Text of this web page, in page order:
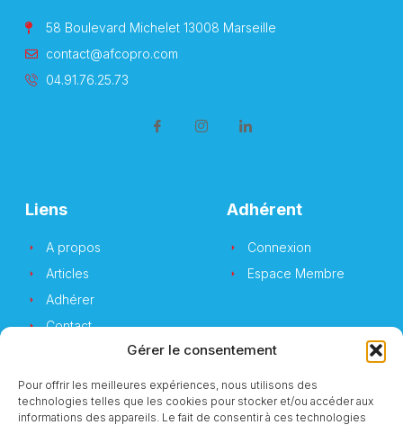
Gérer le consentement
Pour offrir les meilleures expériences, nous utilisons des
technologies telles que les cookies pour stocker et/ou accéder aux
informations des appareils. Le fait de consentir à ces technologies
58 Boulevard Michelet 13008 Marseille
contact@afcopro.com
04.91.76.25.73
Liens
A propos
Articles
Adhérer
Contact
Adhérent
Connexion
Espace Membre
Newsletter